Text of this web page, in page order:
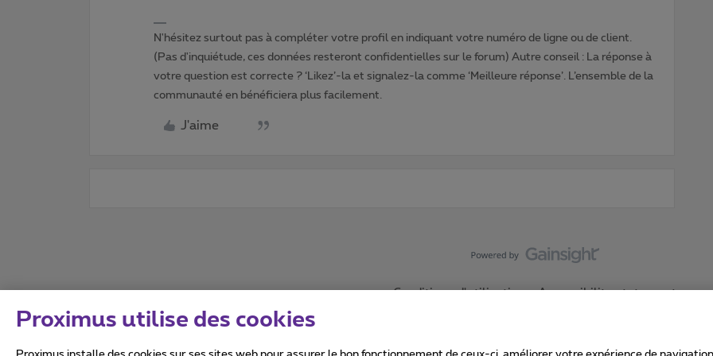
N'hésitez surtout pas à compléter votre profil en indiquant votre numéro de ligne ou de client.
(Pas d'inquiétude, ces données resteront confidentielles sur le forum) Autre conseil : La réponse à
votre question est correcte ? ‘Likez’-la et signalez-la comme ‘Meilleure réponse’. L’ensemble de la
communauté en bénéficiera plus facilement.
J'aime
Conditions d'utilisation Accessibility statement
Proximus utilise des cookies